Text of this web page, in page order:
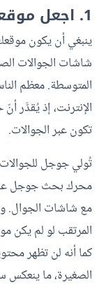
1. اجعل موقعك متجاوبًا مع الشاشات
ينبغي أن يكون
شاشات الجوالات
المتوسطة. معظم
تكون عبر الجوالات.
تُولي جوجل
محرك بحث جوجل عبر
المرتقب لو لم يكن
كما أنه لن تظهر
الصغيرة، ما ينعكس